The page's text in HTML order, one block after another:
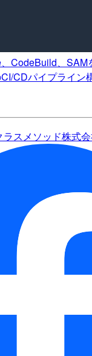
CodeBuild、SAM
CDパイプライン
ラスメソッド株式